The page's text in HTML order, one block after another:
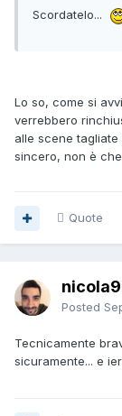
Scordatelo...
Lo so, come si
verrebbero
alle scene tagliate
sincero, non è
Quote
Posted
Tecnicamente
sicuramente... e